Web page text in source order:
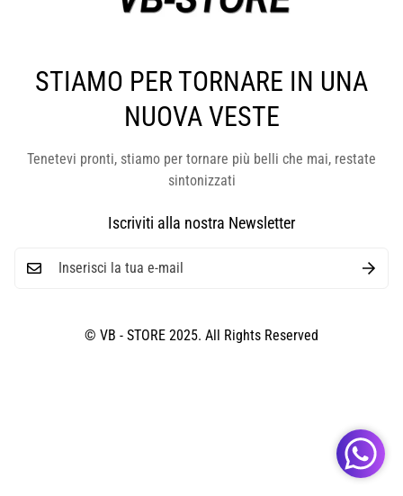
STIAMO PER TORNARE IN UNA
NUOVA VESTE
Tenetevi pronti, stiamo per tornare più belli che mai, restate
sintonizzati
Iscriviti alla nostra Newsletter
© VB - STORE 2025. All Rights Reserved